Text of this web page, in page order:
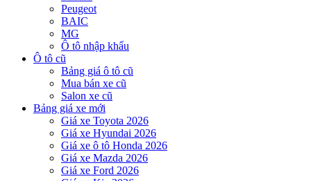
Peugeot
BAIC
MG
Ô tô nhập khẩu
Ô tô cũ
Bảng giá ô tô cũ
Mua bán xe cũ
Salon xe cũ
Bảng giá xe mới
Giá xe Toyota 2026
Giá xe Hyundai 2026
Giá xe ô tô Honda 2026
Giá xe Mazda 2026
Giá xe Ford 2026